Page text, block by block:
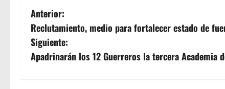
N
a
v
Anterior:
Reclutamiento, medio para fortalecer estado de
Siguiente:
Apadrinarán los 12 Guerreros la tercera Academia